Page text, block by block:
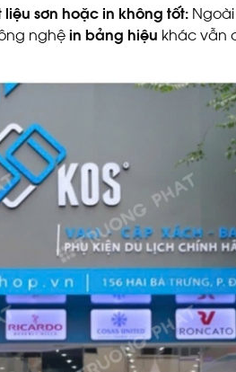
sơn hoặc in không tốt:Ngoài
nghệin bảng hiệu khác vẫn